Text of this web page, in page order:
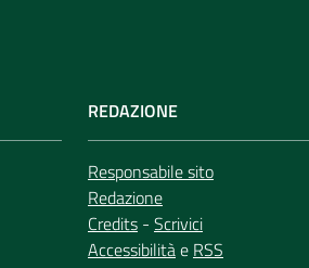
REDAZIONE
Responsabile sito
Redazione
Credits - Scrivici
Accessibilitàe RSS